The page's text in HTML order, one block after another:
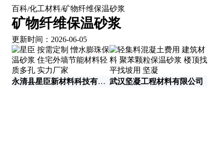
百科/化工材料/矿物纤维保温砂浆
矿物纤维保温砂浆
更新时间：2026-06-05
永清县星臣新材料科技有限公司 武汉坚凝工程材料有限公司